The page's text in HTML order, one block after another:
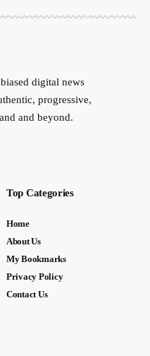
digital news
progressive,
and beyond.
Top Categories
Home
About Us
My Bookmarks
Privacy Policy
Contact Us